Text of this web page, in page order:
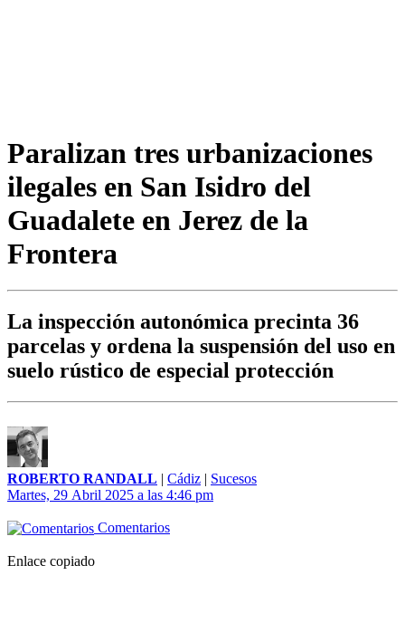
Paralizan tres urbanizaciones
ilegales en San Isidro del
Guadalete en Jerez de la
Frontera
La inspección autonómica precinta 36
parcelas y ordena la suspensión del uso en
suelo rústico de especial protección
ROBERTO RANDALL | Cádiz | Sucesos
Martes, 29 Abril 2025 a las 4:46 pm
Comentarios
Enlace copiado